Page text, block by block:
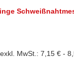
exkl. MwSt.: 7,15 € -